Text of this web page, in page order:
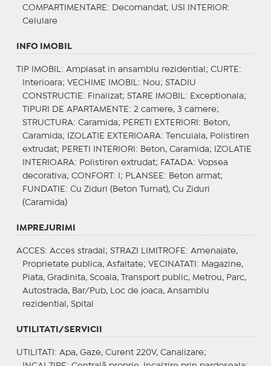
COMPARTIMENTARE : Decomandat; USI INTERIOR:
Celulare
INFO IMOBIL
TIP IMOBIL : Amplasat in ansamblu rezidential; CURTE :
Interioara; VECHIME IMOBIL : Nou; STADIU
CONSTRUCTIE : Finalizat; STARE IMOBIL : Exceptionala;
TIPURI DE APARTAMENTE : 2 camere, 3 camere;
STRUCTURA: Caramida; PERETI EXTERIORI : Beton,
Caramida;
IZOLATIE EXTERIOARA: Tencuiala, Polistiren
extrudat; PERETI INTERIORI : Beton, Caramida;
IZOLATIE
INTERIOARA: Polistiren extrudat; FATADA: Vopsea
decorativa; CONFORT : I; PLANSEE : Beton armat;
FUNDATIE : Cu Ziduri (Beton Turnat), Cu Ziduri
(Caramida)
IMPREJURIMI
ACCES: Acces stradal; STRAZI LIMITROFE : Amenajate,
Proprietate publica, Asfaltate; VECINATATI : Magazine,
Piata, Gradinita, Scoala, Transport public, Metrou, Parc,
Autostrada, Bar/Pub, Loc de joaca, Ansamblu
rezidential, Spital
UTILITATI/SERVICII
UTILITATI : Apa, Gaze, Curent 220V, Canalizare;